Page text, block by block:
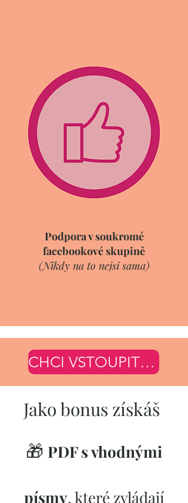
Podpora v soukromé
facebookové skupině
(Nikdy na to nejsi sama)
CHCI VSTOUPIT DO KURZU
Jako bonus získáš
🎁 PDF s vhodnými
písmy, které zvládají